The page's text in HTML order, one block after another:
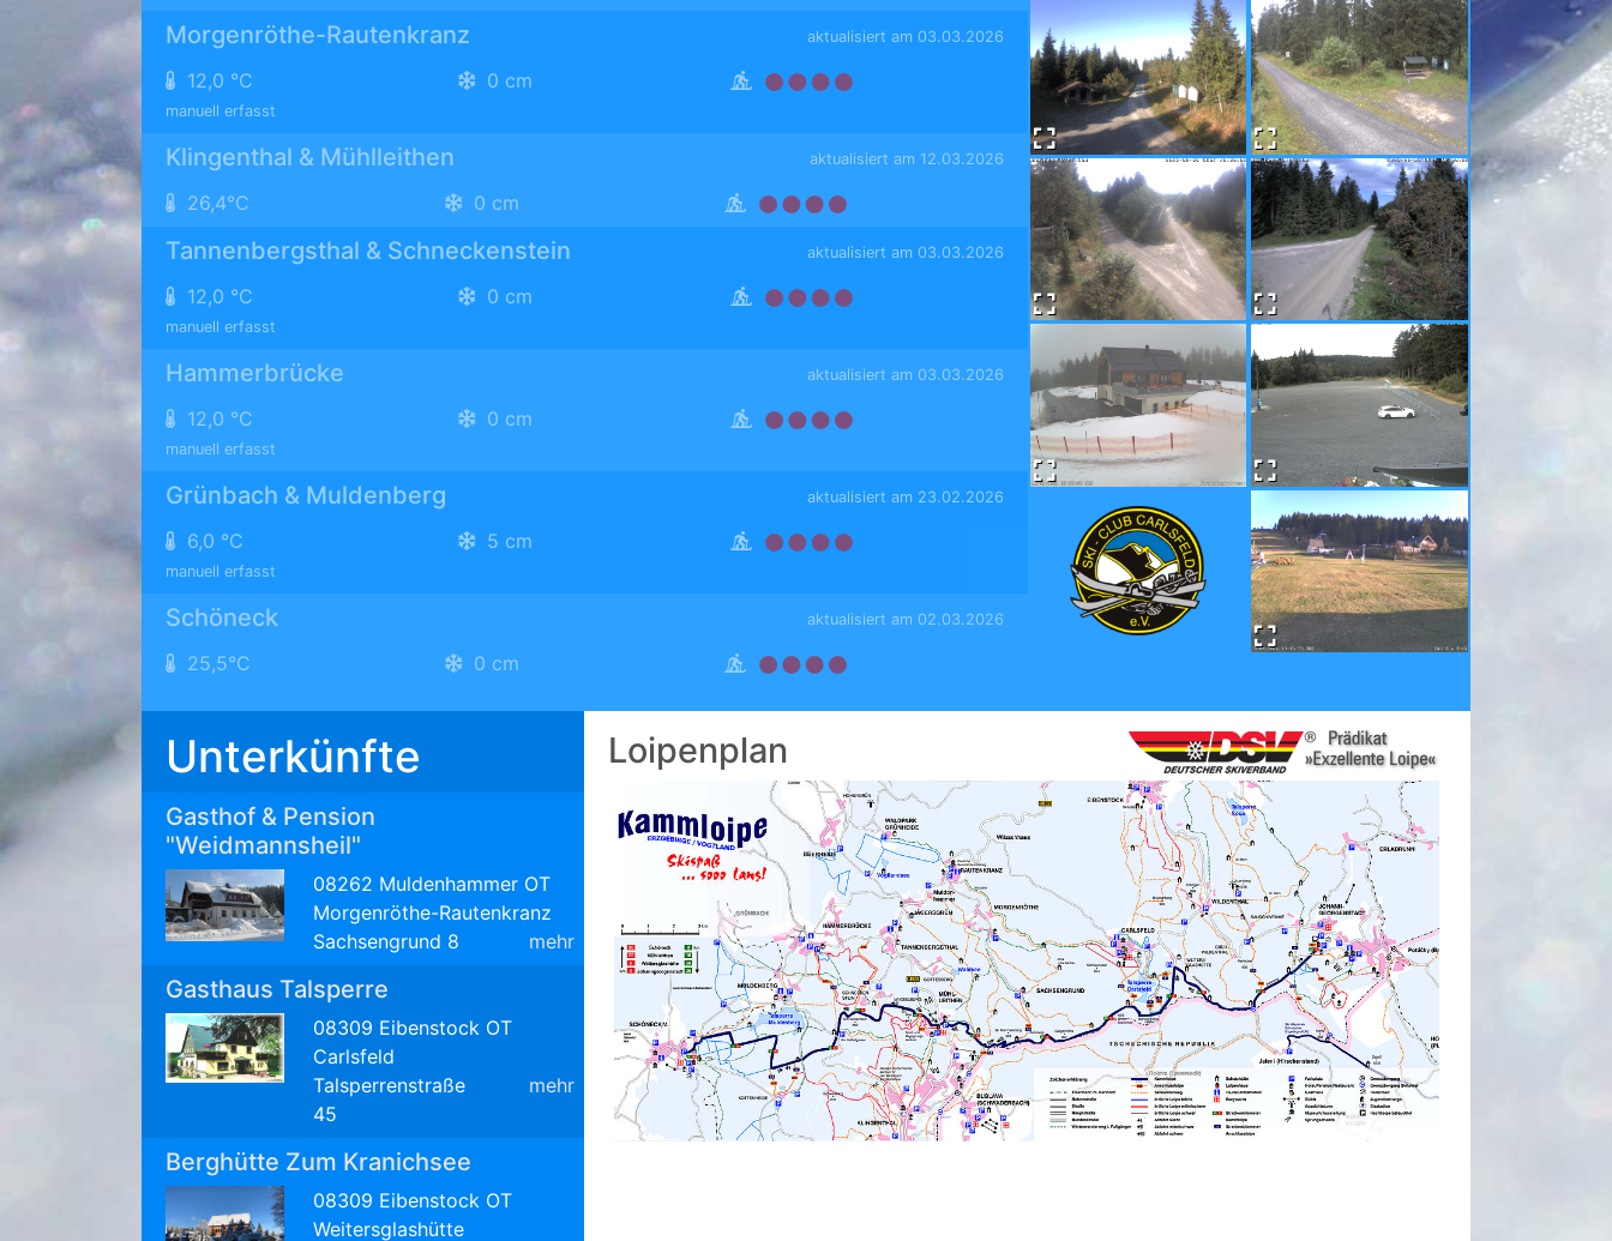
Morgenröthe-Rautenkranz aktualisiert am 03.03.2026
12,0 °C
manuell erfasst
0 cm
Klingenthal & Mühlleithen aktualisiert am 12.03.2026
26,4°C 0 cm
Tannenbergsthal & Schneckenstein aktualisiert am 03.03.2026
12,0 °C
manuell erfasst
0 cm
Hammerbrücke aktualisiert am 03.03.2026
12,0 °C
manuell erfasst
0 cm
Grünbach & Muldenberg aktualisiert am 23.02.2026
6,0 °C
manuell erfasst
5 cm
Schöneck aktualisiert am 02.03.2026
25,5°C 0 cm
Unterkünfte
Gasthof & Pension
"Weidmannsheil"
08262 Muldenhammer OT
Morgenröthe-Rautenkranz
Sachsengrund 8
mehr
Gasthaus Talsperre
08309 Eibenstock OT
Carlsfeld
Talsperrenstraße
45
mehr
Berghütte Zum Kranichsee
08309 Eibenstock OT
Weitersglashütte
Loipenplan